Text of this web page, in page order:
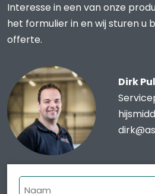
Interesse in een van onze
het formulier in en wij sturen u
offerte.
Dirk Pul
Naam